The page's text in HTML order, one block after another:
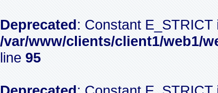
Deprecated: Constant
/var/www/clients/client1/web1/
line 95